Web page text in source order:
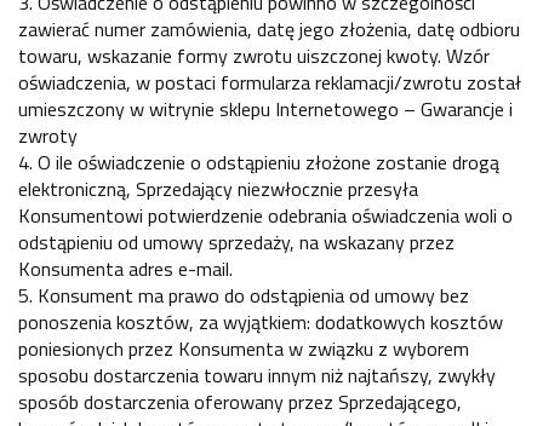
zawierać numer zamówienia, datę jego złożenia, datę odbioru
towaru, wskazanie formy zwrotu uiszczonej kwoty. Wzór
oświadczenia, w postaci formularza reklamacji/zwrotu został
umieszczony w witrynie sklepu Internetowego – Gwarancje i
zwroty
4. O ile oświadczenie o odstąpieniu złożone zostanie drogą
elektroniczną, Sprzedający niezwłocznie przesyła
Konsumentowi potwierdzenie odebrania oświadczenia woli o
odstąpieniu od umowy sprzedaży, na wskazany przez
Konsumenta adres e-mail.
5. Konsument ma prawo do odstąpienia od umowy bez
ponoszenia kosztów, za wyjątkiem: dodatkowych kosztów
poniesionych przez Konsumenta w związku z wyborem
sposobu dostarczenia towaru innym niż najtańszy, zwykły
sposób dostarczenia oferowany przez Sprzedającego,